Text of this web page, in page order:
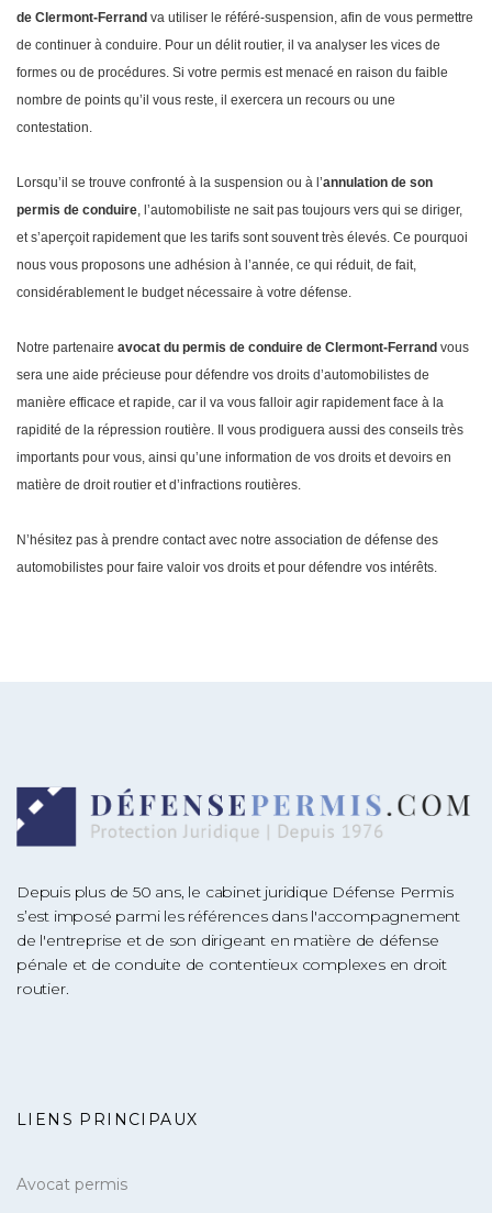
de Clermont-Ferrand va utiliser le référé-suspension, afin de vous permettre
de continuer à conduire. Pour un délit routier, il va analyser les vices de
formes ou de procédures. Si votre permis est menacé en raison du faible
nombre de points qu’il vous reste, il exercera un recours ou une
contestation.
Lorsqu’il se trouve confronté à la suspension ou à l’annulation de son
permis de conduire, l’automobiliste ne sait pas toujours vers qui se diriger,
et s’aperçoit rapidement que les tarifs sont souvent très élevés. Ce pourquoi
nous vous proposons une adhésion à l’année, ce qui réduit, de fait,
considérablement le budget nécessaire à votre défense.
Notre partenaire avocat du permis de conduire de Clermont-Ferrand vous
sera une aide précieuse pour défendre vos droits d’automobilistes de
manière efficace et rapide, car il va vous falloir agir rapidement face à la
rapidité de la répression routière. Il vous prodiguera aussi des conseils très
importants pour vous, ainsi qu’une information de vos droits et devoirs en
matière de droit routier et d’infractions routières.
N’hésitez pas à prendre contact avec notre association de défense des
automobilistes pour faire valoir vos droits et pour défendre vos intérêts.
Depuis plus de 50 ans, le cabinet juridique Défense Permis
s’est imposé parmi les références dans l'accompagnement
de l'entreprise et de son dirigeant en matière de défense
pénale et de conduite de contentieux complexes en droit
routier.
LIENS PRINCIPAUX
Avocat permis